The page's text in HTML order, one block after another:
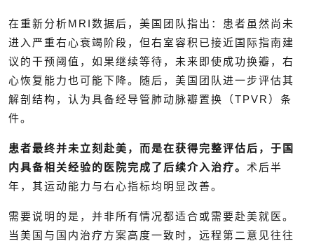
在重新分析MRI数据后，美国团队指出：患者虽然尚未
进入严重右心衰竭阶段，但右室容积已接近国际指南建
议的干预阈值，如果继续等待，未来即使成功换瓣，右
心恢复能力也可能下降。随后，美国团队进一步评估其
解剖结构，认为具备经导管肺动脉瓣置换（TPVR）条
件。
患者最终并未立刻赴美，而是在获得完整评估后，于国
内具备相关经验的医院完成了后续介入治疗。 术后半
年，其运动能力与右心指标均明显改善。
需要说明的是，并非所有情况都适合或需要赴美就医。
当美国与国内治疗方案高度一致时，远程第二意见往往